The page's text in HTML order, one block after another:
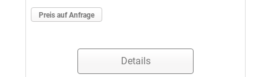
Preis auf Anfrage
Details